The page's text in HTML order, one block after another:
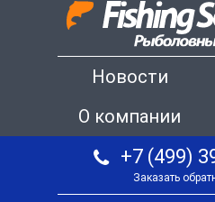
Новости
О компании
+7 (499)
Заказать